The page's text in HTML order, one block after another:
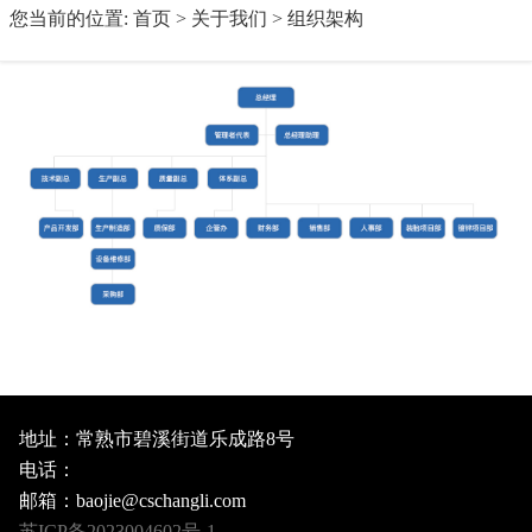
您当前的位置: 首页> 关于我们 > 组织架构
地址：常熟市碧溪街道乐成路8号
电话：
邮箱：baojie@cschangli.com